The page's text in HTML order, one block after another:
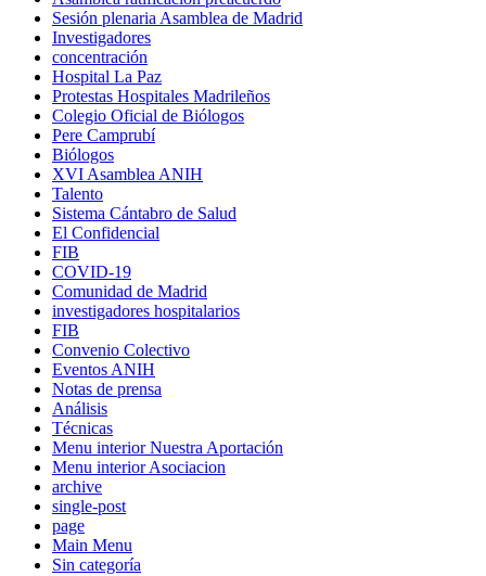
Sesión plenaria Asamblea de Madrid
Investigadores
concentración
Hospital La Paz
Protestas Hospitales Madrileños
Colegio Oficial de Biólogos
Pere Camprubí
Biólogos
XVI Asamblea ANIH
Talento
Sistema Cántabro de Salud
El Confidencial
FIB
COVID-19
Comunidad de Madrid
investigadores hospitalarios
FIB
Convenio Colectivo
Eventos ANIH
Notas de prensa
Análisis
Técnicas
Menu interior Nuestra Aportación
Menu interior Asociacion
archive
single-post
page
Main Menu
Sin categoría